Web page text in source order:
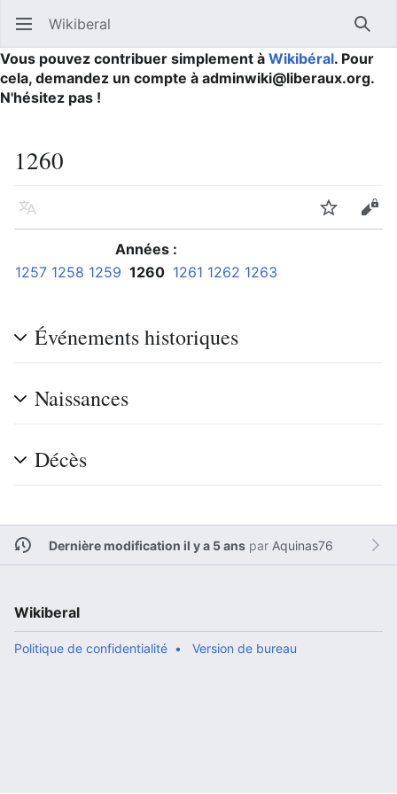
Ouvrir le menu principal Wikiberal
Vous pouvez contribuer simplement à Wikibéral. Pour
cela, demandez un compte à adminwiki@liberaux.org.
N'hésitez pas !
1260
Langue Suivre
Années :
1257 1258 1259 1260 1261 1262 1263
Événements historiques
Naissances
Décès
Dernière modification il y a 5 anspar Aquinas76
Wikiberal
Politique de confidentialité Version de bureau